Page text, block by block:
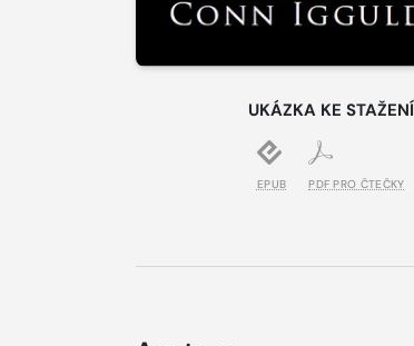
UKÁZKA KE STAŽENÍ
EPUB PDF PRO ČTEČKY